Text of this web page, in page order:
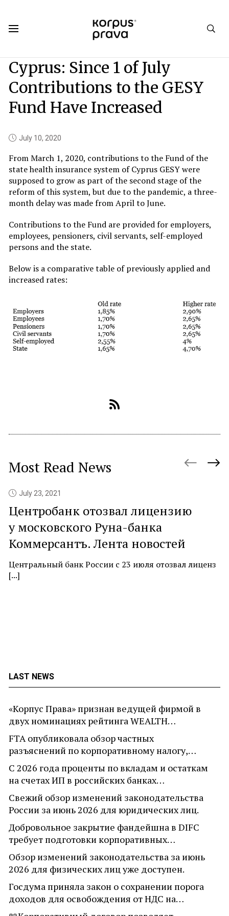
Cyprus: Since 1 of July
Contributions to the GESY
Fund Have Increased
July 10, 2020
From March 1, 2020, contributions to the Fund of the
state health insurance system of Cyprus GESY were
supposed to grow as part of the second stage of the
reform of this system, but due to the pandemic, a three-
month delay was made from April to June.
Contributions to the Fund are provided for employers,
employees, pensioners, civil servants, self-employed
persons and the state.
Below is a comparative table of previously applied and
increased rates:
LAST NEWS
«Корпус Права» признан ведущей фирмой в
двух номинациях рейтинга WEALTH…
FTA опубликовала обзор частных
разъяснений по корпоративному налогу,…
С 2026 года проценты по вкладам и остаткам
на счетах ИП в российских банках…
Свежий обзор изменений законодательства
России за июнь 2026 для юридических лиц.
Добровольное закрытие фандейшна в DIFC
требует подготовки корпоративных…
Обзор изменений законодательства за июнь
2026 для физических лиц уже доступен.
Госдума приняла закон о сохранении порога
доходов для освобождения от НДС на…
Most Read News
July 23, 2021
Центробанк отозвал лицензию
у московского Руна-банка
Коммерсантъ. Лента новостей
Центральный банк России с 23 июля отозвал лиценз
[...]